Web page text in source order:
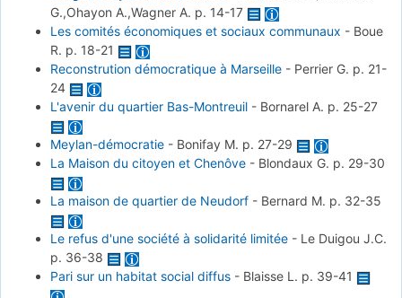
G.,Ohayon A.,Wagner A. p. 14-17
Les comités économiques et sociaux communaux - Boue
R. p. 18-21
Reconstrution démocratique à Marseille - Perrier G. p. 21-
24
L'avenir du quartier Bas-Montreuil - Bornarel A. p. 25-27
Meylan-démocratie - Bonifay M. p. 27-29
La Maison du citoyen et Chenôve - Blondaux G. p. 29-30
La maison de quartier de Neudorf - Bernard M. p. 32-35
Le refus d'une société à solidarité limitée - Le Duigou J.C.
p. 36-38
Pari sur un habitat social diffus - Blaisse L. p. 39-41